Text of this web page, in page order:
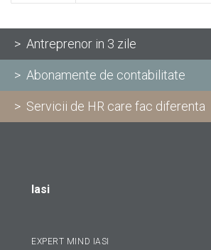
> Antreprenor in 3 zile
> Abonamente de contabilitate
> Servicii de HR care fac diferenta
Iasi
EXPERT MIND IASI